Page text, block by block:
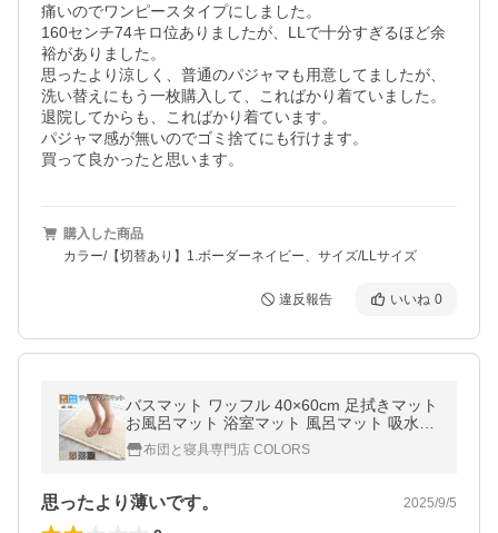
痛いのでワンピースタイプにしました。
160センチ74キロ位ありましたが、LLで十分すぎるほど余
裕がありました。
思ったより涼しく、普通のパジャマも用意してましたが、
洗い替えにもう一枚購入して、こればかり着ていました。
退院してからも、こればかり着ています。
パジャマ感が無いのでゴミ捨てにも行けます。
買って良かったと思います。
購入した商品
カラー/【切替あり】1.ボーダーネイビー、サイズ/LLサイズ
違反報告 いいね 0
バスマット ワッフル 40×60cm 足拭きマット
お風呂マット 浴室マット 風呂マット 吸水速
乾 おしゃれ かわいい 洗濯可 北欧
布団と寝具専門店 COLORS
思ったより薄いです。 2025/9/5